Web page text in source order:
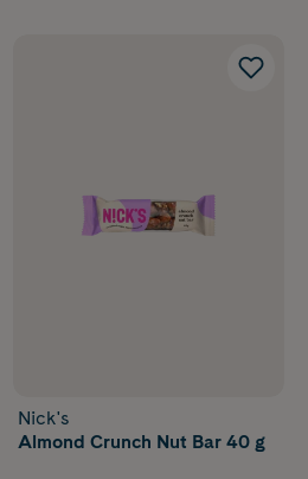
Nick's
Almond Crunch Nut Bar 40 g